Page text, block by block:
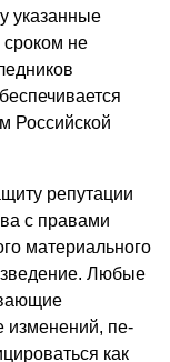
указанные
не
Российской
репутации
с правами
материального
Любые
изменений, пе­
как